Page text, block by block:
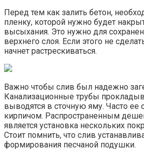
Перед тем как залить бетон,
пленку, которой нужно будет
высыхания. Это нужно для
верхнего слоя. Если этого не
начнет растрескиваться.
Важно чтобы слив был надежно
Канализационные трубы
выводятся в сточную яму. Часто
кирпичом. Распространенным
является установка нескольких
Стоит помнить, что слив
формирования песчаной подушки.